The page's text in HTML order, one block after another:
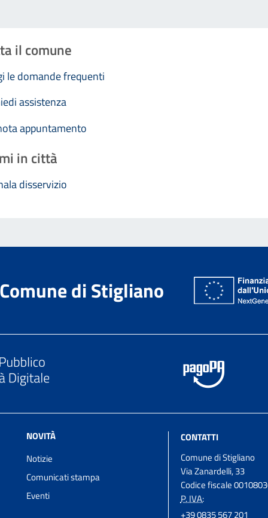
il comune
le domande frequenti
assistenza
appuntamento
in città
disservizio
Comune di Stigliano
NOVITÀ
Notizie
Comunicati stampa
Eventi
CONTATTI
Comune di Stigliano
Via Zanardelli, 33
Codice fiscale
P. IVA:
+39 0835 567 201